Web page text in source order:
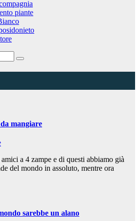
piante
mangiare
a 4 zampe e di questi abbiamo già
del mondo in assoluto, mentre ora
sarebbe un alano